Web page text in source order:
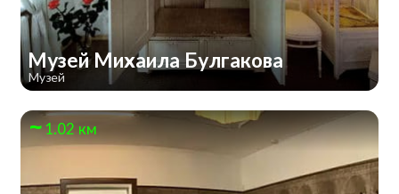
Музей Михаила Булгакова
Музей
1.02 км